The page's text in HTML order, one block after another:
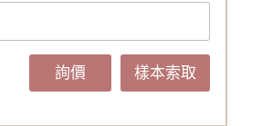
詢價 樣本索取